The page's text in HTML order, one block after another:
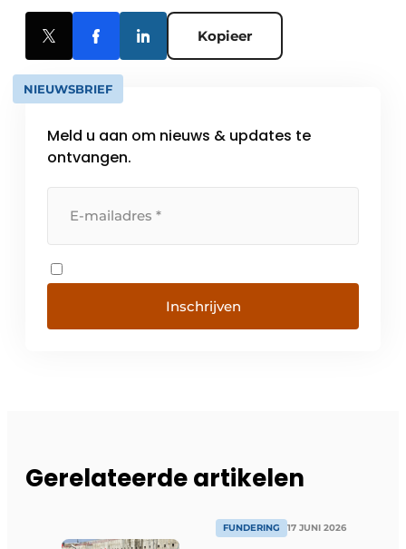
Kopieer
NIEUWSBRIEF
Meld u aan om nieuws & updates te
ontvangen.
Inschrijven
Gerelateerde artikelen
FUNDERING 17 JUNI 2026